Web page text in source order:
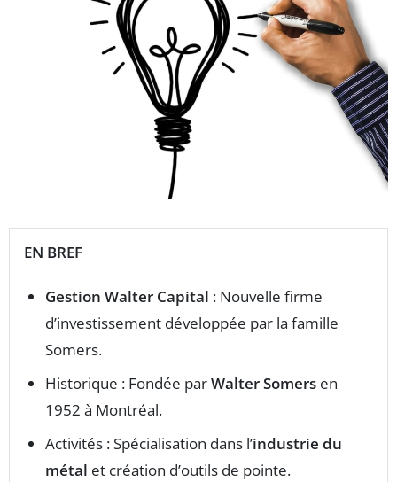
EN BREF
Gestion Walter Capital : Nouvelle firme
d’investissement développée par la famille
Somers.
Historique : Fondée parWalter Somers en
1952 à Montréal.
Activités : Spécialisation dans l’industrie du
métal et création d’outils de pointe.